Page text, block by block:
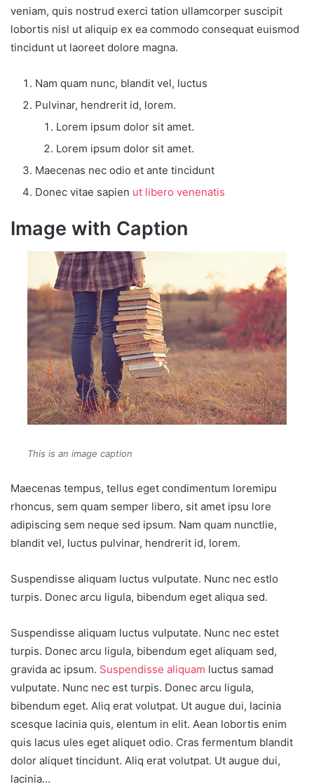
veniam, quis nostrud exerci tation ullamcorper suscipit
lobortis nisl ut aliquip ex ea commodo consequat euismod
tincidunt ut laoreet dolore magna.
Nam quam nunc, blandit vel, luctus
Pulvinar, hendrerit id, lorem.
Lorem ipsum dolor sit amet.
Lorem ipsum dolor sit amet.
Maecenas nec odio et ante tincidunt
Donec vitae sapien ut libero venenatis
Image with Caption
This is an image caption
Maecenas tempus, tellus eget condimentum loremipu
rhoncus, sem quam semper libero, sit amet ipsu lore
adipiscing sem neque sed ipsum. Nam quam nunctlie,
blandit vel, luctus pulvinar, hendrerit id, lorem.
Suspendisse aliquam luctus vulputate. Nunc nec estlo
turpis. Donec arcu ligula, bibendum eget aliqua sed.
Suspendisse aliquam luctus vulputate. Nunc nec estet
turpis. Donec arcu ligula, bibendum eget aliquam sed,
gravida ac ipsum. Suspendisse aliquam luctus samad
vulputate. Nunc nec est turpis. Donec arcu ligula,
bibendum eget. Aliq erat volutpat. Ut augue dui, lacinia
scesque lacinia quis, elentum in elit. Aean lobortis enim
quis lacus ules eget aliquet odio. Cras fermentum blandit
dolor aliquet tincidunt. Aliq erat volutpat. Ut augue dui,
lacinia…